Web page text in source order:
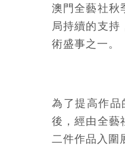
澳門全藝社秋
局持續的支
術盛事之一。
為了提高作
後，經由全藝
二件作品入圍